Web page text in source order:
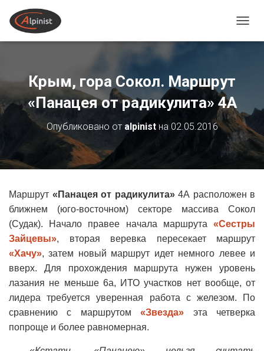
Крым, гора Сокол. Маршрут
«Панацея от радикулита» 4А
Опубликовано от alpinistна 02.05.2016
Маршрут «Панацея от радикулита»4А расположен в
ближнем (юго-восточном) секторе массива Сокол
(Судак). Начало правее начала маршрута «Сестры
Зайцевы», вторая веревка пересекает маршрут
«Хачу», затем новый маршрут идет немного левее и
вверх. Для прохождения маршрута нужен уровень
лазания не меньше 6а, ИТО участков нет вообще, от
лидера требуется уверенная работа с железом. По
сравнению с маршрутом«Звезда» эта четверка
попроще и более равномерная.